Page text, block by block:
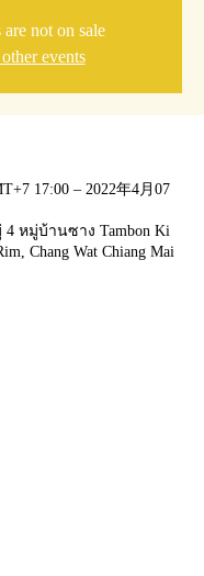
are not on sale
other events
17:00 – 2022年4月07
4 หมู่บ้านซาง Tambon Ki
Chang Wat Chiang Mai